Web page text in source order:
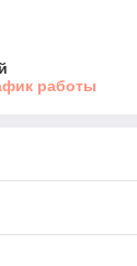
работы